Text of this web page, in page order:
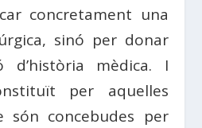
concretament una
sinó per donar
mèdica. I
per aquelles
són concebudes per